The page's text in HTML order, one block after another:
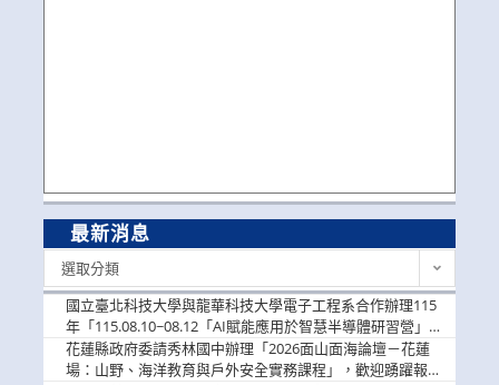
最新消息
選取分類
國立臺北科技大學與龍華科技大學電子工程系合作辦理115
年「115.08.10~08.12「AI賦能應用於智慧半導體研習營」，
歡迎學生踴躍報名參加
花蓮縣政府委請秀林國中辦理「2026面山面海論壇－花蓮
場：山野、海洋教育與戶外安全實務課程」，歡迎踴躍報名